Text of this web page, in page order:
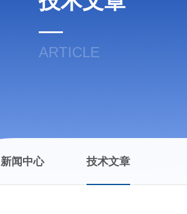
ARTICLE
新闻中心 技术文章